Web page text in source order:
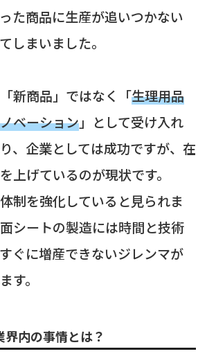
た商品に生産が追いつかない
しまいました。
新商品」ではなく「生理用品
ベーション」として受け入れ
、企業としては成功ですが、在
上げているのが現状です。
制を強化していると見られま
シートの製造には時間と技術
ぐに増産できないジレンマが
す。
内の事情とは？